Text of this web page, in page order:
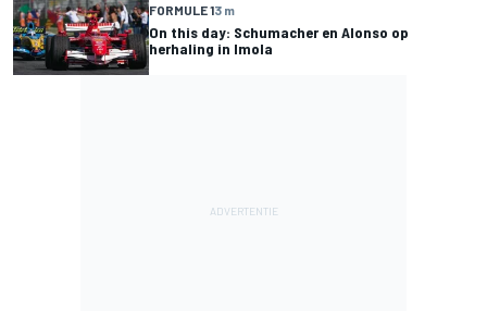
FORMULE 13 m
On this day: Schumacher en Alonso op
herhaling in Imola